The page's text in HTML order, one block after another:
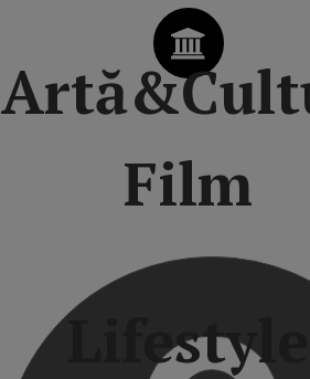
Film
Lifestyle